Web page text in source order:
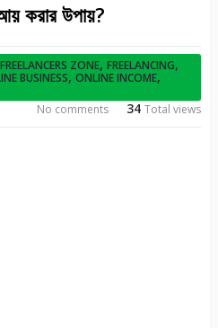
করার উপায়?
FREELANCERS ZONE, FREELANCING,
BUSINESS, ONLINE INCOME,
34Total views
No comments